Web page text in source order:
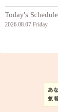
Today's Schedule
2026.08.07 Friday